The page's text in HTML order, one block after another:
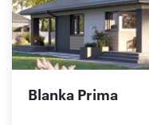
Blanka Prima